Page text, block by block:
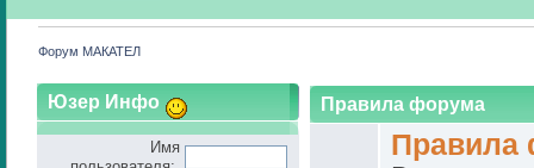
Форум МАКАТЕЛ
Юзер Инфо
Имя
Правила форума
Правила